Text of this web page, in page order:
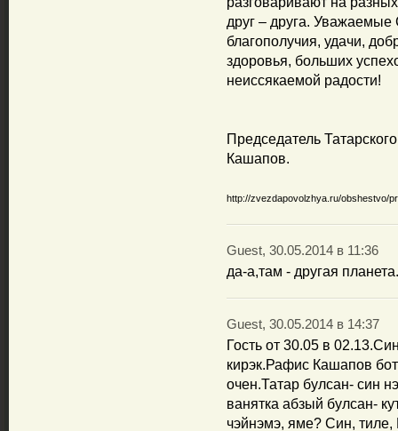
друг – друга.
благополучия, удачи,
здоровья, больших
неиссякаемой радости!
Председатель
Кашапов.
http://zvezdapovolzhya.ru/obshestvo/
Guest, 30.05.2014 в 11:36
да-а,там - другая
Guest, 30.05.2014 в 14:37
Гость от 30.05 в
кирэк.Рафис Кашапов
очен.Татар булсан- син
ванятка абзый булсан-
чэйнэмэ, яме? Син,